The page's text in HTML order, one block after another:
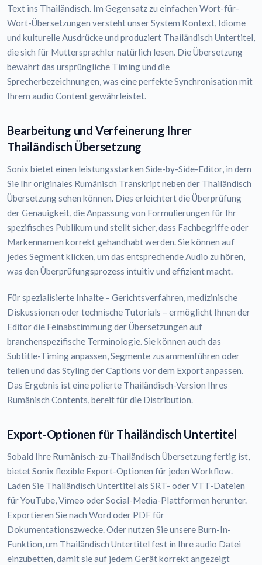
Text ins Thailändisch. Im Gegensatz zu einfachen Wort-für-
Wort-Übersetzungen versteht unser System Kontext, Idiome
und kulturelle Ausdrücke und produziert Thailändisch Untertitel,
die sich für Muttersprachler natürlich lesen. Die Übersetzung
bewahrt das ursprüngliche Timing und die
Sprecherbezeichnungen, was eine perfekte Synchronisation mit
Ihrem audio Content gewährleistet.
Bearbeitung und Verfeinerung Ihrer
Thailändisch Übersetzung
Sonix bietet einen leistungsstarken Side-by-Side-Editor, in dem
Sie Ihr originales Rumänisch Transkript neben der Thailändisch
Übersetzung sehen können. Dies erleichtert die Überprüfung
der Genauigkeit, die Anpassung von Formulierungen für Ihr
spezifisches Publikum und stellt sicher, dass Fachbegriffe oder
Markennamen korrekt gehandhabt werden. Sie können auf
jedes Segment klicken, um das entsprechende Audio zu hören,
was den Überprüfungsprozess intuitiv und effizient macht.
Für spezialisierte Inhalte – Gerichtsverfahren, medizinische
Diskussionen oder technische Tutorials – ermöglicht Ihnen der
Editor die Feinabstimmung der Übersetzungen auf
branchenspezifische Terminologie. Sie können auch das
Subtitle-Timing anpassen, Segmente zusammenführen oder
teilen und das Styling der Captions vor dem Export anpassen.
Das Ergebnis ist eine polierte Thailändisch-Version Ihres
Rumänisch Contents, bereit für die Distribution.
Export-Optionen für Thailändisch Untertitel
Sobald Ihre Rumänisch-zu-Thailändisch Übersetzung fertig ist,
bietet Sonix flexible Export-Optionen für jeden Workflow.
Laden Sie Thailändisch Untertitel als SRT- oder VTT-Dateien
für YouTube, Vimeo oder Social-Media-Plattformen herunter.
Exportieren Sie nach Word oder PDF für
Dokumentationszwecke. Oder nutzen Sie unsere Burn-In-
Funktion, um Thailändisch Untertitel fest in Ihre audio Datei
einzubetten, damit sie auf jedem Gerät korrekt angezeigt